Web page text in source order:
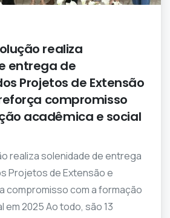
realiza
entrega de
Projetos de Extensão
compromisso
acadêmica e social
realiza solenidade de entrega
Projetos de Extensão e
compromisso com a formação
em 2025 Ao todo, são 13